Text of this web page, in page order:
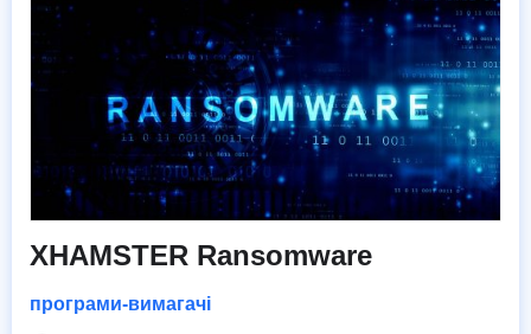
XHAMSTER Ransomware
програми-вимагачі